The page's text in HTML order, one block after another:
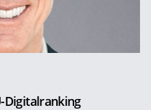
Digitalranking